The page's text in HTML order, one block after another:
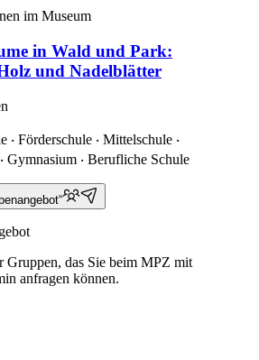
im Museum
in Wald und Park:
und Nadelblätter
‧ Förderschule ‧ Mittelschule ‧
Gymnasium ‧ Berufliche Schule
Gruppen, das Sie beim MPZ mit
anfragen können.